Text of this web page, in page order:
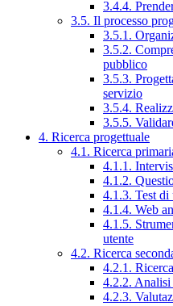
3.4.4.
3.5. Il processo
3.5.1.
3.5.2.
pubblico
3.5.3.
servizio
3.5.4.
3.5.5.
4. Ricerca progettuale
4.1. Ricerca
4.1.1.
4.1.2.
4.1.3. Test di
4.1.4. Web
4.1.5.
utente
4.2. Ricerca
4.2.1.
4.2.2. Analisi
4.2.3.